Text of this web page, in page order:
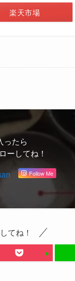
楽天市場
ったら
ーしてね！
Follow Me
てね！